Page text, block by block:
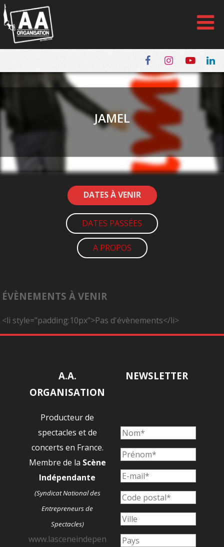
Panneau de gestion des cookies
JAMEL
DATES À VENIR
DATES PASSÉES
A PROPOS
ÉVÈNEMENTS À VENIR
<li style="padding:10px">Pas d'évènements</li>
A.A.
ORGANISATION
Producteur de
spectacles et de
concerts en France.
Membre de la Scène
Indépendante
(Syndicat National des
Entrepreneurs de
Spectacles)
www.lasceneindepen
NEWSLETTER